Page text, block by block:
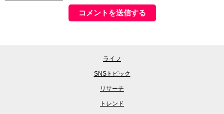
ライフ
SNSトピック
リサーチ
トレンド